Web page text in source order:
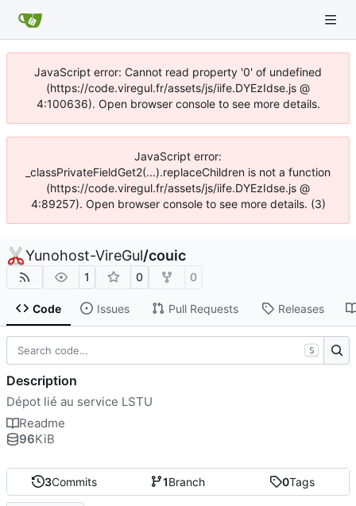
JavaScript error: Cannot read property '0' of undefined
(https://code.viregul.fr/assets/js/iife.DYEzIdse.js @
4:100636). Open browser console to see more details.
JavaScript error:
_classPrivateFieldGet2(...).replaceChildren is not a function
(https://code.viregul.fr/assets/js/iife.DYEzIdse.js @
4:89257). Open browser console to see more details. (3)
Yunohost-VireGul/couic
1 0 0
Code Issues Pull Requests Releases
3Commits 1Branch 0Tags
S
Description
Dépot lié au service LSTU
Readme
96KiB